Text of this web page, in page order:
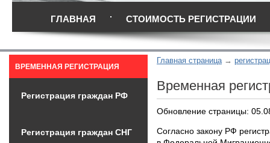
ГЛАВНАЯ СТОИМОСТЬ РЕГИСТРАЦИИ
Главная страница
Временная
Обновление страницы:
Согласно закону РФ
ВРЕМЕННАЯ РЕГИСТРАЦИЯ
Регистрация граждан РФ
Регистрация граждан СНГ